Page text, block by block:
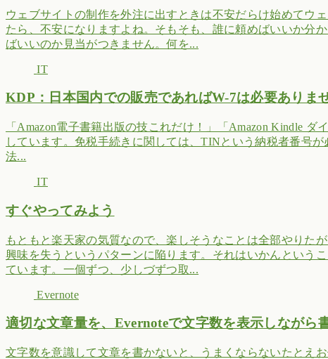
ウェブサイトの制作を外注に出すときは不安だらけ始めてウ
たら、不安になりますよね。そもそも、誰に頼めばいいか分
ばいいのか見当がつきません。何を...
IT
KDP：日本国内での販売であればW-7は必要ありま
「Amazon電子書籍出版の技これだけ！」「Amazon Kindle
しています。免税手続きに関しては、TINという納税者番号
法...
IT
すぐやってみよう
もともと楽天家の気質なので、楽しそうなことは全部やりた
興味を失うというパターンに陥ります。それはいかんという
ています。一個ずつ、少しづずつ取...
Evernote
適切な文章量を、Evernoteで文字数を表示しながら
文字数を意識して文章を書かないと、うまくならないたとえ